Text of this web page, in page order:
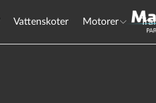
Vattenskoter Motorer